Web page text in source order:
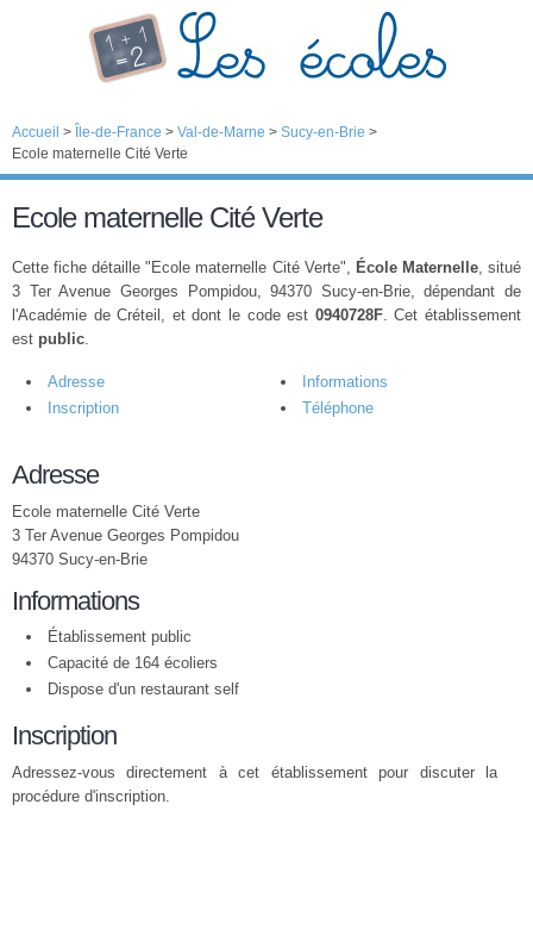
Accueil > Île-de-France > Val-de-Marne > Sucy-en-Brie >
Ecole maternelle Cité Verte
Ecole maternelle Cité Verte
Cette fiche détaille "Ecole maternelle Cité Verte", École Maternelle, situé
3 Ter Avenue Georges Pompidou, 94370 Sucy-en-Brie, dépendant de
l'Académie de Créteil, et dont le code est 0940728F. Cet établissement
est public.
Adresse
Informations
Inscription
Téléphone
Adresse
Ecole maternelle Cité Verte
3 Ter Avenue Georges Pompidou
94370 Sucy-en-Brie
Informations
Établissement public
Capacité de 164 écoliers
Dispose d'un restaurant self
Inscription
Adressez-vous directement à cet établissement pour discuter la
procédure d'inscription.